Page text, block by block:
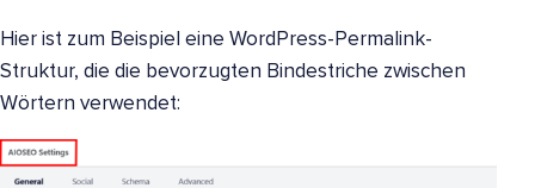
Hier ist zum Beispiel eine WordPress-Permalink-
Struktur, die die bevorzugten Bindestriche zwischen
Wörtern verwendet: